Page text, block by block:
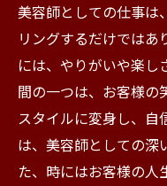
美容師としての仕事は
リングするだけでは
には、やりがいや楽し
間の一つは、お客様の
スタイルに変身し、自
は、美容師としての深
た、時にはお客様の人